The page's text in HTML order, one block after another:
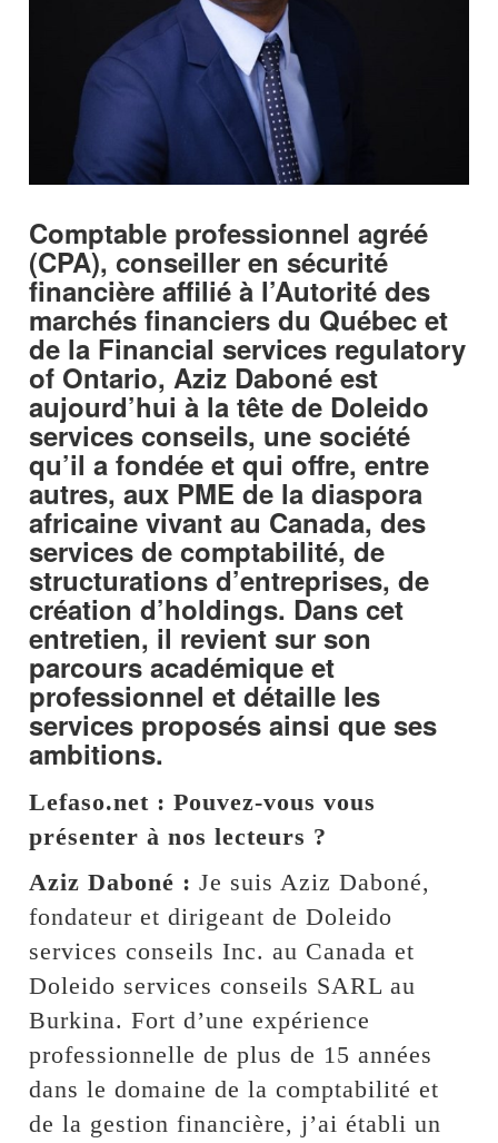
Comptable professionnel agréé
(CPA), conseiller en sécurité
financière affilié à l’Autorité des
marchés financiers du Québec et
de la Financial services regulatory
of Ontario, Aziz Daboné est
aujourd’hui à la tête de Doleido
services conseils, une société
qu’il a fondée et qui offre, entre
autres, aux PME de la diaspora
africaine vivant au Canada, des
services de comptabilité, de
structurations d’entreprises, de
création d’holdings. Dans cet
entretien, il revient sur son
parcours académique et
professionnel et détaille les
services proposés ainsi que ses
ambitions.
Lefaso.net : Pouvez-vous vous
présenter à nos lecteurs ?
Aziz Daboné :Je suis Aziz Daboné,
fondateur et dirigeant de Doleido
services conseils Inc. au Canada et
Doleido services conseils SARL au
Burkina. Fort d’une expérience
professionnelle de plus de 15 années
dans le domaine de la comptabilité et
de la gestion financière, j’ai établi un